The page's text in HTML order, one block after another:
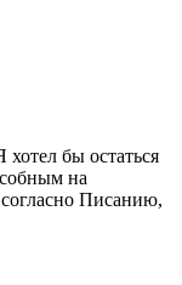
бы остаться
на
Писанию,